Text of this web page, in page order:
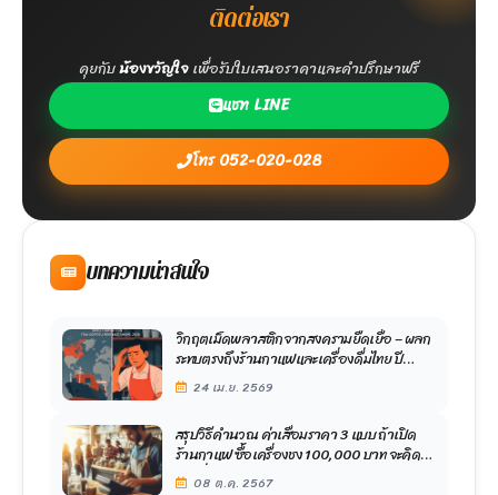
ติดต่อเรา
คุยกับน้องขวัญใจเพื่อรับใบเสนอราคาและคำปรึกษาฟรี
แชท LINE
โทร 052-020-028
บทความน่าสนใจ
วิกฤตเม็ดพลาสติกจากสงครามยืดเยื้อ – ผลก
ระทบตรงถึงร้านกาแฟและเครื่องดื่มไทย ปี
202624 เม.ย. 2569
สรุปวิธีคำนวณ ค่าเสื่อมราคา 3 แบบ ถ้าเปิด
ร้านกาแฟ ซื้อเครื่องชง 100,000 บาท จะคิด
ค่าเสื่อมอย่างไร ?
08 ต.ค. 2567